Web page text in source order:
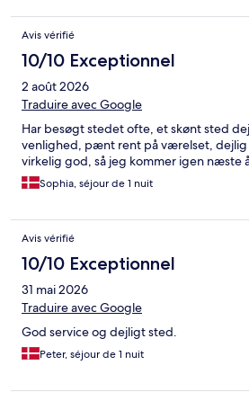
Avis vérifié
10/10 Exceptionnel
2 août 2026
Traduire avec Google
Har besøgt stedet ofte, et skønt sted
venlighed, pænt rent på værelset, dejlig
virkelig god, så jeg kommer igen næste
Sophia, séjour de 1 nuit
Avis vérifié
10/10 Exceptionnel
31 mai 2026
Traduire avec Google
God service og dejligt sted.
Peter, séjour de 1 nuit